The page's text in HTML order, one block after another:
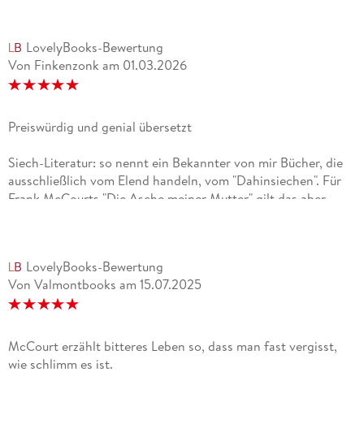
LovelyBooks-Bewertung
Von Finkenzonk am 01.03.2026
Preiswürdig und genial übersetzt
Siech-Literatur: so nennt ein Bekannter von mir Bücher, die
ausschließlich vom Elend handeln, vom "Dahinsiechen". Für
Frank McCourts "Die Asche meiner Mutter" gilt das aber
unvorstellbares Leid, das durch die sorglosen Augen eines
Kindes erzählt wird mit einem schnoddrigen - und von Harry
Rowohlt genial übersetzten - irischen Akzent."Die Asche
"Autobiographie" gewonnen; meinetwegen hätten sie auch
den Nobelpreis draufpacken können. Selten hat mich ein
LovelyBooks-Bewertung
Von Valmontbooks am 15.07.2025
McCourt erzählt bitteres Leben so, dass man fast vergisst,
wie schlimm es ist.